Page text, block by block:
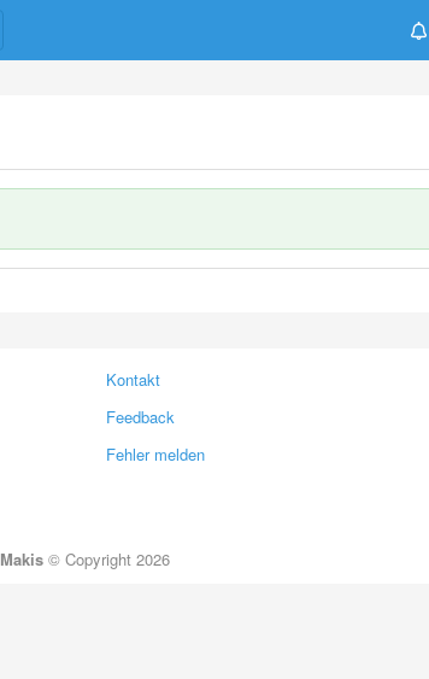
Kontakt
Feedback
Fehler melden
Makis© Copyright 2026